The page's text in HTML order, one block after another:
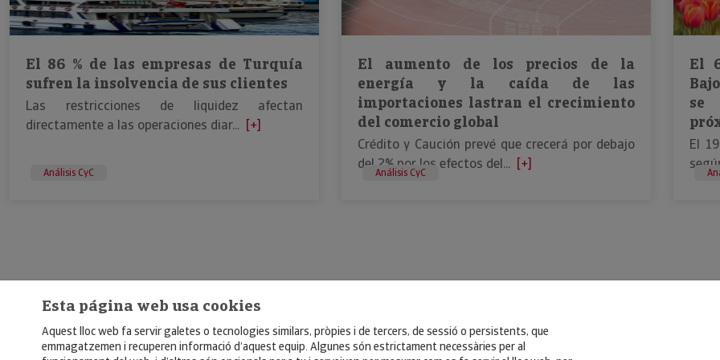
El 86 % de las empresas de Turquía
sufren la insolvencia de sus clientes
Las restricciones de liquidez afectan
directamente a las operaciones diar... [+]
Análisis CyC
El aumento de los precios de la
energía y la caída de las
importaciones lastran el crecimiento
del comercio global
Crédito y Caución prevé que crecerá por debajo
del 2% por los efectos del... [+]
Análisis CyC
El
se
El
Esta página web usa cookies
Aquest lloc web fa servir galetes o tecnologies similars, pròpies i de tercers, de sessió o persistents, que
emmagatzemen i recuperen informació d’aquest equip. Algunes són estrictament necessàries per al